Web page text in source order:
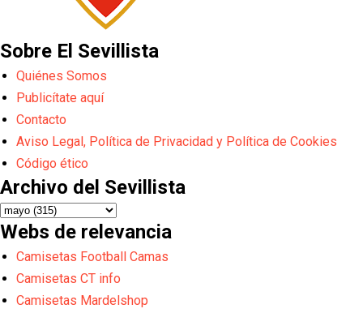
Sobre El Sevillista
Quiénes Somos
Publicítate aquí
Contacto
Aviso Legal, Política de Privacidad y Política de Cookies
Código ético
Archivo del Sevillista
Webs de relevancia
Camisetas Football Camas
Camisetas CT info
Camisetas Mardelshop